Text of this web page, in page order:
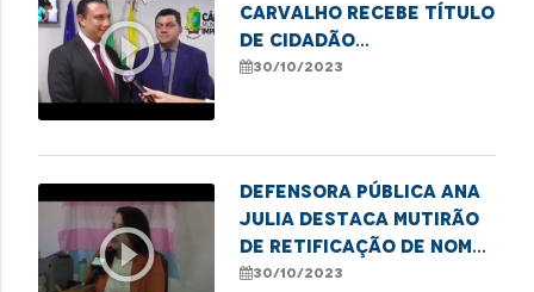
play_circle_outline
Carvalho recebe Título
de Cidadão
Imperatrizense
30/10/2023
play_circle_outline
Defensora pública Ana
Julia destaca mutirão
de retificação de nome
e gênero em Presidente
30/10/2023